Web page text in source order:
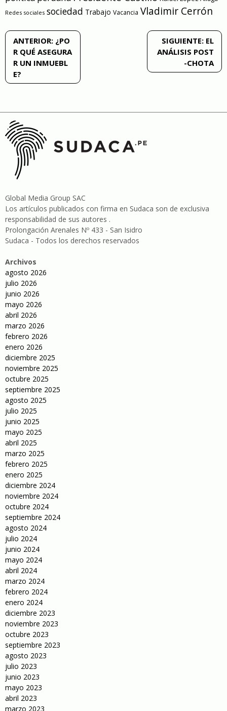
Redes sociales sociedad Trabajo Vacancia Vladimir Cerrón
Navegación
de
entradas
ANTERIOR: ¿PO
R QUÉ ASEGURA
R UN INMUEBL
E?
SIGUIENTE: EL
ANÁLISIS POST
-CHOTA
Global Media Group SAC
Los artículos publicados con firma en Sudaca son de exclusiva
responsabilidad de sus autores .
Prolongación Arenales Nº 433 - San Isidro
Sudaca - Todos los derechos reservados
Archivos
agosto 2026
julio 2026
junio 2026
mayo 2026
abril 2026
marzo 2026
febrero 2026
enero 2026
diciembre 2025
noviembre 2025
octubre 2025
septiembre 2025
agosto 2025
julio 2025
junio 2025
mayo 2025
abril 2025
marzo 2025
febrero 2025
enero 2025
diciembre 2024
noviembre 2024
octubre 2024
septiembre 2024
agosto 2024
julio 2024
junio 2024
mayo 2024
abril 2024
marzo 2024
febrero 2024
enero 2024
diciembre 2023
noviembre 2023
octubre 2023
septiembre 2023
agosto 2023
julio 2023
junio 2023
mayo 2023
abril 2023
marzo 2023